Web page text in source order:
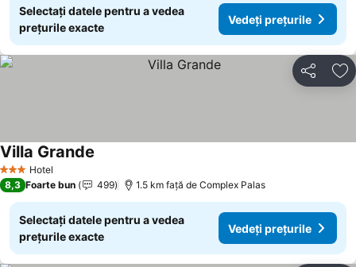
Selectați datele pentru a vedea
prețurile exacte
Vedeți prețurile
Distribuiți
3 SteleHotel
Villa Grande
8,3 Foarte bun 499 1.5 km faţă de Complex Palas
Selectați datele pentru a vedea
prețurile exacte
Vedeți prețurile